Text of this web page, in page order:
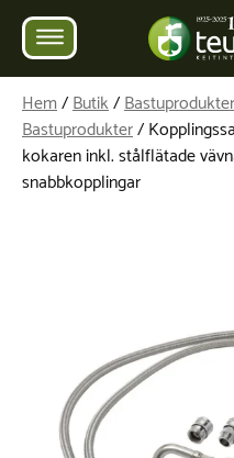
Hem/Butik/Bastuprodukter
Bastuprodukter/
kokaren inkl. stålflätade
snabbkopplingar